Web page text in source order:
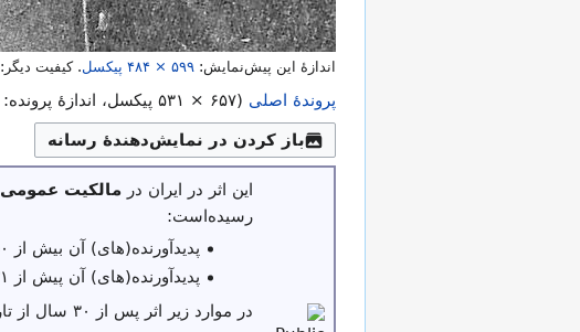
اندازهٔ این پیش‌نمایش: ۴۸۴ × ۵۹۹پیکسل.کیفیت دیگر:
پروندهٔ اصلی (۵۳۱ × ۶۵۷پیکسل، اندازهٔ پرونده: ۱۸۳ کیلوبایت، نوع MIME پرونده:
باز کردن در نمایش‌دهندهٔ رسانه
این اثر در ایران درمالکیت عمومی
رسیده‌است:
پدیدآورنده(های) آن بیش از ۵۰ سال پیش درگذشته است.
پدیدآورنده(های) آن پیش از ۳۱ شهریور ۱۳۵۹ درگذشته است
در موارد زیر اثر پس از ۳۰ سال از تاریخ نشر یا عرضه در مالکیت عمومی قرار می‌گیرد: